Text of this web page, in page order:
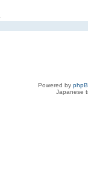
Powered by
Japanese